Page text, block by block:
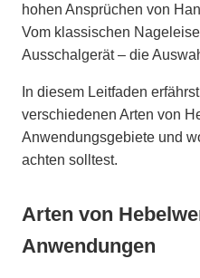
hohen Ansprüchen von
Vom klassischen
Ausschalgerät – die
In diesem Leitfaden
verschiedenen Arten von
Anwendungsgebiete und
achten solltest.
Arten von
Anwendungen